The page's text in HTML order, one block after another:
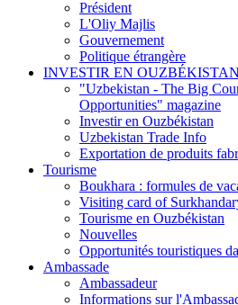
Président
L'Oliy Majlis
Gouvernement
Politique étrangère
INVESTIR EN OUZBÉKISTAN
"Uzbekistan - The Big
Opportunities" magazine
Investir en Ouzbékistan
Uzbekistan Trade Info
Exportation de produits
Tourisme
Boukhara : formules de
Visiting card of
Tourisme en Ouzbékistan
Nouvelles
Opportunités touristiques
Ambassade
Ambassadeur
Informations sur